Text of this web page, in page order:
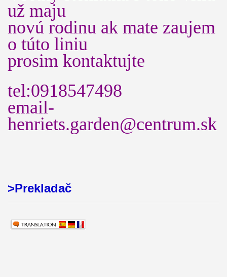
už maju
novú rodinu ak mate zaujem
o túto liniu
prosim kontaktujte
tel:0918547498
email-
henriets.garden@centrum.sk
>Prekladač